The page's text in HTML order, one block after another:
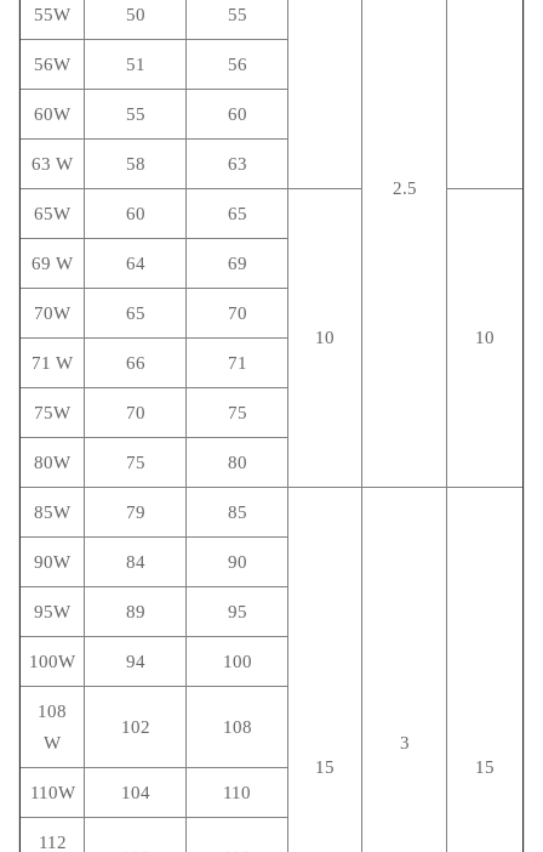
2.5
55W 50 55
56W 51 56
60W 55 60
63 W 58 63
65W 60 65
10 10
69 W 64 69
70W 65 70
71 W 66 71
75W 70 75
80W 75 80
85W 79 85
15
3
15
90W 84 90
95W 89 95
100W 94 100
108
W
102 108
110W 104 110
112